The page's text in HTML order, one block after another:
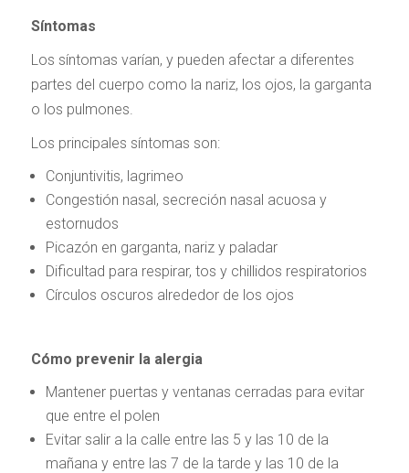
Síntomas
Los síntomas varían, y pueden afectar a diferentes
partes del cuerpo como la nariz, los ojos, la garganta
o los pulmones.
Los principales síntomas son:
Conjuntivitis, lagrimeo
Congestión nasal, secreción nasal acuosa y
estornudos
Picazón en garganta, nariz y paladar
Dificultad para respirar, tos y chillidos respiratorios
Círculos oscuros alrededor de los ojos
Cómo prevenir la alergia
Mantener puertas y ventanas cerradas para evitar
que entre el polen
Evitar salir a la calle entre las 5 y las 10 de la
mañana y entre las 7 de la tarde y las 10 de la